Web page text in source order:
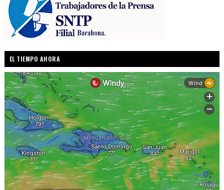
EL TIEMPO AHORA